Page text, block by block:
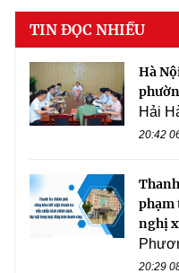
TIN ĐỌC NHIỀU
Hà
Hải
20:42
phạm
nghị
20:29